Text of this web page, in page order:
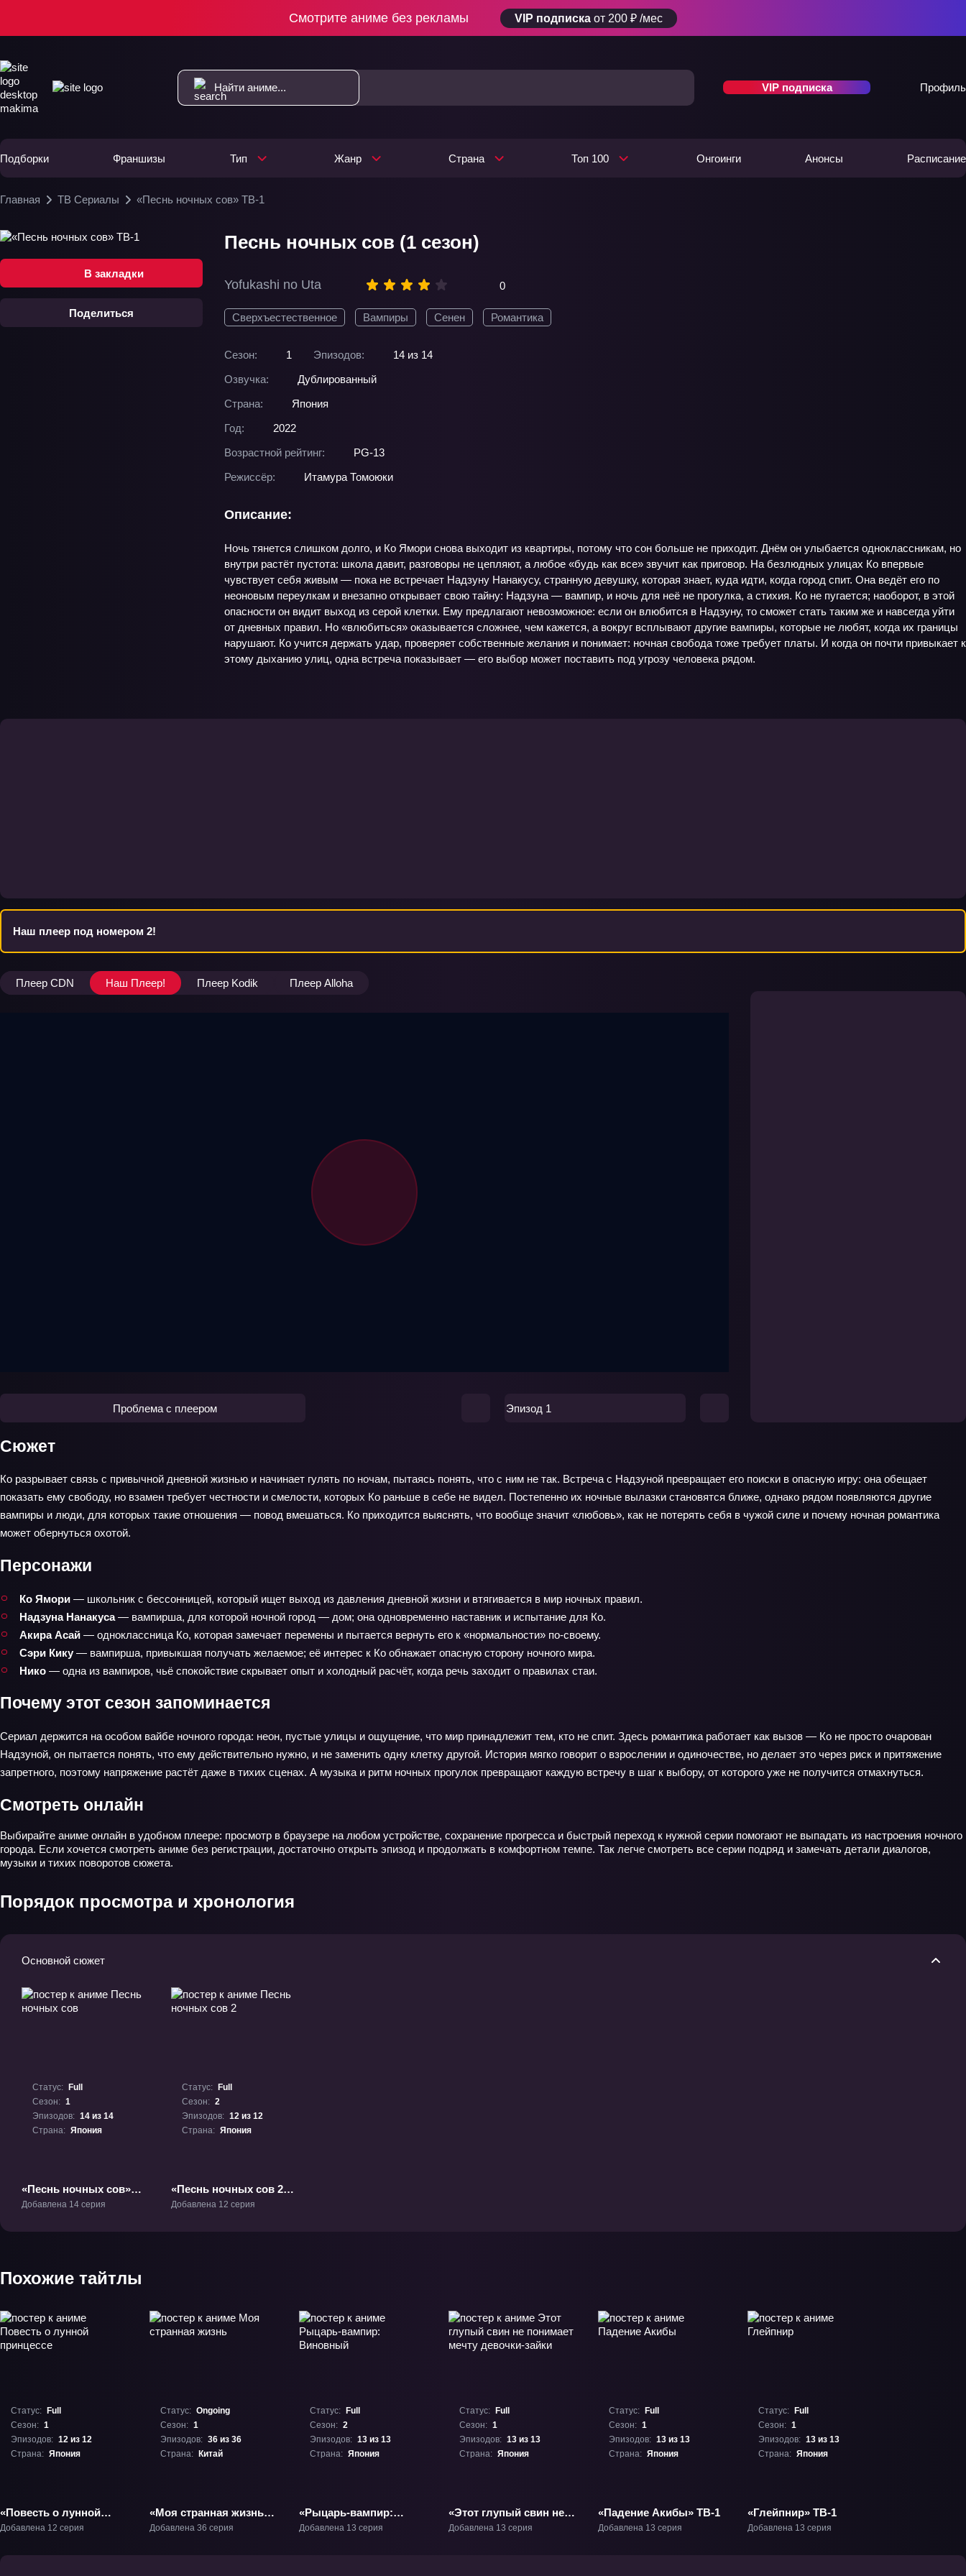
Смотрите аниме без рекламы VIP подписка от 200 ₽ /мес
VIP подписка Профиль
Подборки Франшизы Тип Жанр Страна Топ 100 Онгоинги Анонсы Расписание
Главная ТВ Сериалы «Песнь ночных сов» ТВ-1
В закладки
Поделиться
Песнь ночных сов (1 сезон)
Yofukashi no Uta 0
Сверхъестественное Вампиры Сенен Романтика
Сезон: 1 Эпизодов:
14 из 14
Озвучка:
Дублированный
Страна:
Япония
Год:
2022
Возрастной рейтинг:
PG-13
Режиссёр:
Итамура Томоюки
Описание:
Ночь тянется слишком долго, и Ко Ямори снова выходит из квартиры, потому что сон больше не приходит. Днём он улыбается одноклассникам, но
внутри растёт пустота: школа давит, разговоры не цепляют, а любое «будь как все» звучит как приговор. На безлюдных улицах Ко впервые
чувствует себя живым — пока не встречает Надзуну Нанакусу, странную девушку, которая знает, куда идти, когда город спит. Она ведёт его по
неоновым переулкам и внезапно открывает свою тайну: Надзуна — вампир, и ночь для неё не прогулка, а стихия. Ко не пугается; наоборот, в этой
опасности он видит выход из серой клетки. Ему предлагают невозможное: если он влюбится в Надзуну, то сможет стать таким же и навсегда уйти
от дневных правил. Но «влюбиться» оказывается сложнее, чем кажется, а вокруг всплывают другие вампиры, которые не любят, когда их границы
нарушают. Ко учится держать удар, проверяет собственные желания и понимает: ночная свобода тоже требует платы. И когда он почти привыкает к
этому дыханию улиц, одна встреча показывает — его выбор может поставить под угрозу человека рядом.
Наш плеер под номером 2!
Плеер CDN Наш Плеер! Плеер Kodik Плеер Alloha
Проблема с плеером Эпизод 1
Сюжет
Ко разрывает связь с привычной дневной жизнью и начинает гулять по ночам, пытаясь понять, что с ним не так. Встреча с Надзуной превращает его поиски в опасную игру: она обещает
показать ему свободу, но взамен требует честности и смелости, которых Ко раньше в себе не видел. Постепенно их ночные вылазки становятся ближе, однако рядом появляются другие
вампиры и люди, для которых такие отношения — повод вмешаться. Ко приходится выяснять, что вообще значит «любовь», как не потерять себя в чужой силе и почему ночная романтика
может обернуться охотой.
Персонажи
Ко Ямори — школьник с бессонницей, который ищет выход из давления дневной жизни и втягивается в мир ночных правил.
Надзуна Нанакуса— вампирша, для которой ночной город — дом; она одновременно наставник и испытание для Ко.
Акира Асай — одноклассница Ко, которая замечает перемены и пытается вернуть его к «нормальности» по‑своему.
Сэри Кику — вампирша, привыкшая получать желаемое; её интерес к Ко обнажает опасную сторону ночного мира.
Нико — одна из вампиров, чьё спокойствие скрывает опыт и холодный расчёт, когда речь заходит о правилах стаи.
Почему этот сезон запоминается
Сериал держится на особом вайбе ночного города: неон, пустые улицы и ощущение, что мир принадлежит тем, кто не спит. Здесь романтика работает как вызов — Ко не просто очарован
Надзуной, он пытается понять, что ему действительно нужно, и не заменить одну клетку другой. История мягко говорит о взрослении и одиночестве, но делает это через риск и притяжение
запретного, поэтому напряжение растёт даже в тихих сценах. А музыка и ритм ночных прогулок превращают каждую встречу в шаг к выбору, от которого уже не получится отмахнуться.
Смотреть онлайн
Выбирайте аниме онлайн в удобном плеере: просмотр в браузере на любом устройстве, сохранение прогресса и быстрый переход к нужной серии помогают не выпадать из настроения ночного
города. Если хочется смотреть аниме без регистрации, достаточно открыть эпизод и продолжать в комфортном темпе. Так легче смотреть все серии подряд и замечать детали диалогов,
музыки и тихих поворотов сюжета.
Порядок просмотра и хронология
Основной сюжет
Статус:
Full
Сезон: 1
Эпизодов: 14 из 14
Страна: Япония
«Песнь ночных сов»
ТВ-1
Добавлена 14 серия
Статус:
Full
Сезон: 2
Эпизодов: 12 из 12
Страна: Япония
«Песнь ночных сов 2»
ТВ-2
Добавлена 12 серия
Похожие тайтлы
Статус:
Full
Сезон: 1
Эпизодов: 12 из 12
Страна: Япония
«Повесть о лунной
принцессе» ТВ-1
Добавлена 12 серия
Статус: Ongoing
Сезон: 1
Эпизодов: 36 из 36
Страна:
Китай
«Моя странная жизнь»
ТВ-1
Добавлена 36 серия
Статус:
Full
Сезон: 2
Эпизодов: 13 из 13
Страна: Япония
«Рыцарь-вампир:
Виновный» ТВ-2
Добавлена 13 серия
Статус:
Full
Сезон: 1
Эпизодов: 13 из 13
Страна: Япония
«Этот глупый свин не
понимает мечту
Добавлена 13 серия
Статус:
Full
Сезон: 1
Эпизодов: 13 из 13
Страна: Япония
«Падение Акибы» ТВ-1
Добавлена 13 серия
Статус:
Full
Сезон: 1
Эпизодов: 13 из 13
Страна: Япония
«Глейпнир» ТВ-1
Добавлена 13 серия